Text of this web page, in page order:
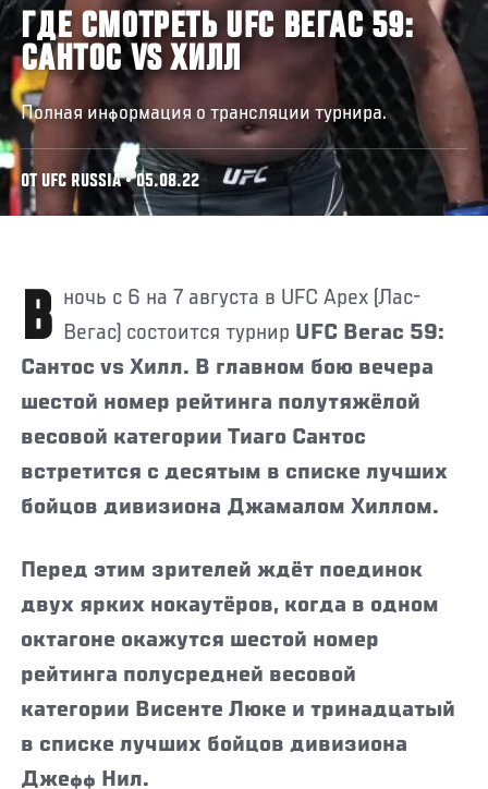
ГДЕ СМОТРЕТЬ UFC ВЕГАС 59:
САНТОС VS ХИЛЛ
Полная информация о трансляции турнира.
ОТ UFC RUSSIA • 05.08.22
В ночь с 6 на 7 августа в UFC Apex (Лас- Вегас) состоится турнир UFC Вегас 59:
Сантос vs Хилл. В главном бою вечера
шестой номер рейтинга полутяжёлой
весовой категории Тиаго Сантос
встретится с десятым в списке лучших
бойцов дивизиона Джамалом Хиллом.
Перед этим зрителей ждёт поединок
двух ярких нокаутёров, когда в одном
октагоне окажутся шестой номер
рейтинга полусредней весовой
категории Висенте Люке и тринадцатый
в списке лучших бойцов дивизиона
Джефф Нил.